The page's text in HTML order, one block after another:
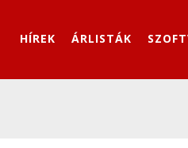
HÍREK ÁRLISTÁK